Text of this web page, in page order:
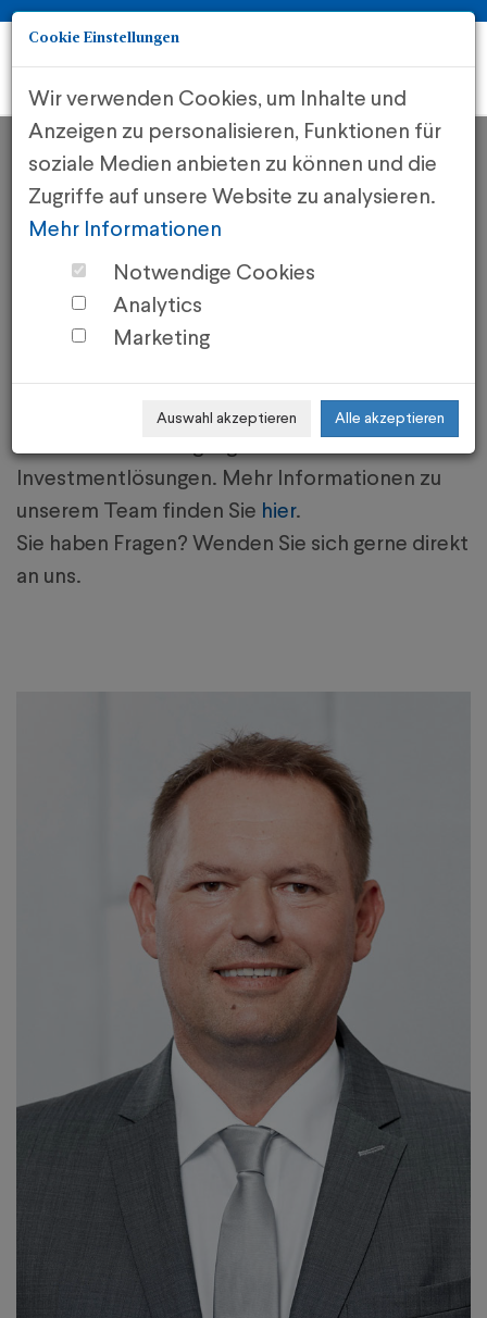
Unser Team
Gemeinsam für Ihren Anlageerfolg! Das
ifainvest.at-Management Board vereint
langjährige Expertise und Know-how in der
Entwicklung von Immobilien, der
Immobilienveranlagung und innovativen
Investmentlösungen. Mehr Informationen zu
unserem Team finden Sie hier.
Sie haben Fragen? Wenden Sie sich gerne direkt
an uns.
Cookie Einstellungen
Wir verwenden Cookies, um Inhalte und
Anzeigen zu personalisieren, Funktionen für
soziale Medien anbieten zu können und die
Zugriffe auf unsere Website zu analysieren.
Mehr Informationen
Notwendige Cookies
Analytics
Marketing
Auswahl akzeptieren Alle akzeptieren